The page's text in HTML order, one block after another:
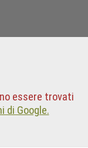
essere trovati
di Google.